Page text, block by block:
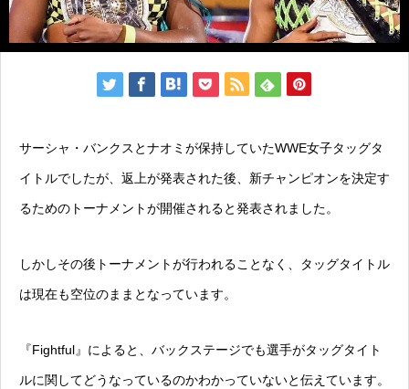
サーシャ・バンクスとナオミが保持していたWWE女子タッグタ
イトルでしたが、返上が発表された後、新チャンピオンを決定す
るためのトーナメントが開催されると発表されました。
しかしその後トーナメントが行われることなく、タッグタイトル
は現在も空位のままとなっています。
『Fightful』によると、バックステージでも選手がタッグタイト
ルに関してどうなっているのかわかっていないと伝えています。